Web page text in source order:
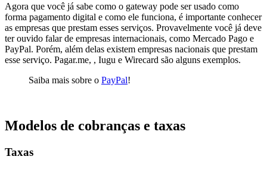
Agora que você já sabe como o gateway pode ser usado como
forma pagamento digital e como ele funciona, é importante conhecer
as empresas que prestam esses serviços. Provavelmente você já deve
ter ouvido falar de empresas internacionais, como Mercado Pago e
PayPal. Porém, além delas existem empresas nacionais que prestam
esse serviço. Pagar.me, , Iugu e Wirecard são alguns exemplos.
Saiba mais sobre o PayPal!
Modelos de cobranças e taxas
Taxas